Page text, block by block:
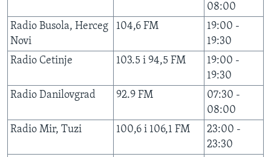
08:00
Radio Busola, Herceg
Novi
104,6 FM
19:00 -
19:30
Radio Cetinje
103.5 i 94,5 FM
19:00 -
19:30
Radio Danilovgrad
92.9 FM
07:30 -
08:00
Radio Mir, Tuzi
100,6 i 106,1 FM
23:00 -
23:30